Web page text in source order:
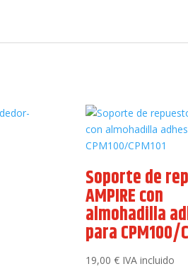
Soporte de
AMPIRE con
almohadilla
para CPM100/
19,00 € IVA incluido